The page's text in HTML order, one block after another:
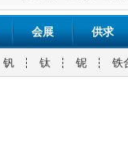
会展 供求
钒 钛 铌 铁